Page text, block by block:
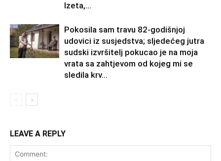
Izeta,...
Pokosila sam travu 82-godišnjoj
udovici iz susjedstva; sljedećeg jutra
sudski izvršitelj pokucao je na moja
vrata sa zahtjevom od kojeg mi se
sledila krv...
LEAVE A REPLY